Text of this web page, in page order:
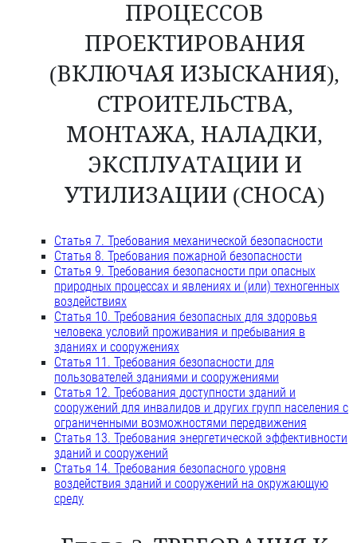
ПРОЦЕССОВ
ПРОЕКТИРОВАНИЯ
(ВКЛЮЧАЯ ИЗЫСКАНИЯ),
СТРОИТЕЛЬСТВА,
МОНТАЖА, НАЛАДКИ,
ЭКСПЛУАТАЦИИ И
УТИЛИЗАЦИИ (СНОСА)
Статья 7. Требования механической безопасности
Статья 8. Требования пожарной безопасности
Статья 9. Требования безопасности при опасных
природных процессах и явлениях и (или) техногенных
воздействиях
Статья 10. Требования безопасных для здоровья
человека условий проживания и пребывания в
зданиях и сооружениях
Статья 11. Требования безопасности для
пользователей зданиями и сооружениями
Статья 12. Требования доступности зданий и
сооружений для инвалидов и других групп населения с
ограниченными возможностями передвижения
Статья 13. Требования энергетической эффективности
зданий и сооружений
Статья 14. Требования безопасного уровня
воздействия зданий и сооружений на окружающую
среду